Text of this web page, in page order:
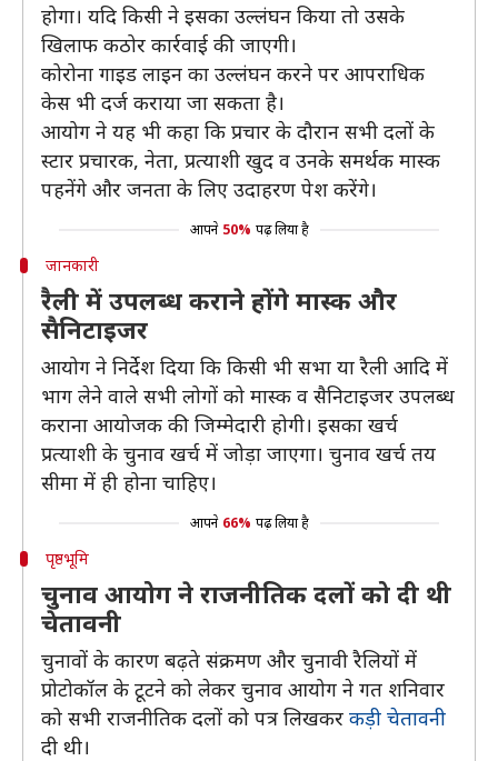
होगा। यदि किसी ने इसका उल्लंघन किया तो उसके
खिलाफ कठोर कार्रवाई की जाएगी।
कोरोना गाइड लाइन का उल्लंघन करने पर आपराधिक
केस भी दर्ज कराया जा सकता है।
आयोग ने यह भी कहा कि प्रचार के दौरान सभी दलों के
स्टार प्रचारक, नेता, प्रत्याशी खुद व उनके समर्थक मास्क
पहनेंगे और जनता के लिए उदाहरण पेश करेंगे।
आपने 50% पढ़ लिया है
जानकारी
रैली में उपलब्ध कराने होंगे मास्क और
सैनिटाइजर
आयोग ने निर्देश दिया कि किसी भी सभा या रैली आदि में
भाग लेने वाले सभी लोगों को मास्क व सैनिटाइजर उपलब्ध
कराना आयोजक की जिम्मेदारी होगी। इसका खर्च
प्रत्याशी के चुनाव खर्च में जोड़ा जाएगा। चुनाव खर्च तय
सीमा में ही होना चाहिए।
आपने 66% पढ़ लिया है
पृष्ठभूमि
चुनाव आयोग ने राजनीतिक दलों को दी थी
चेतावनी
चुनावों के कारण बढ़ते संक्रमण और चुनावी रैलियों में
प्रोटोकॉल के टूटने को लेकर चुनाव आयोग ने गत शनिवार
को सभी राजनीतिक दलों को पत्र लिखकर कड़ी चेतावनी
दी थी।